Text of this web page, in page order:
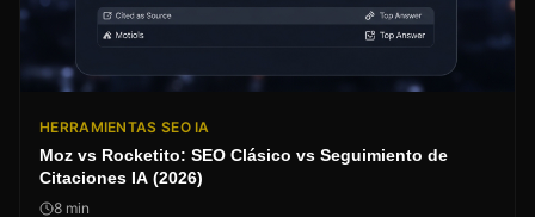
HERRAMIENTAS SEO IA
Moz vs Rocketito: SEO Clásico vs Seguimiento de
Citaciones IA (2026)
8 min